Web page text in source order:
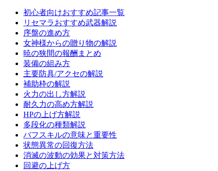
初心者向けおすすめ記事一覧
リセマラおすすめ武器解説
序盤の進め方
女神様からの贈り物の解説
暁の狭間の報酬まとめ
装備の組み方
主要防具/アクセの解説
補助枠の解説
火力の出し方解説
耐久力の高め方解説
HPの上げ方解説
多段化の種類解説
バフスキルの意味と重要性
状態異常の回復方法
消滅の波動の効果と対策方法
回避の上げ方